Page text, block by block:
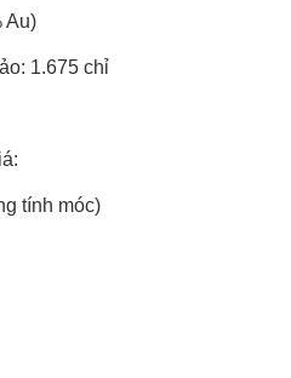
Au)
1.675 chỉ
tính móc)